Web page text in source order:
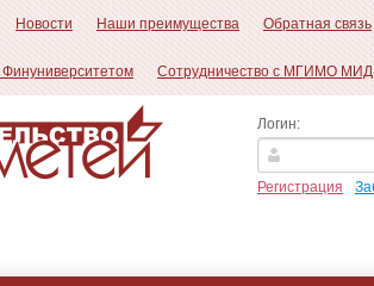
Новости Наши преимущества Обратная связь
Сотрудничество с МГИМО МИД
Логин:
Регистрация